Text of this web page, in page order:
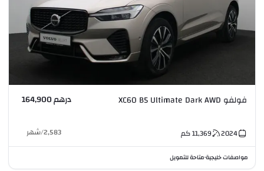
فولفو XC60 B5 Ultimate Dark AWD درهم 164,900
2024
11,369كم 2,583
/شهر
مواصفات خليجية•متاحة للتمويل